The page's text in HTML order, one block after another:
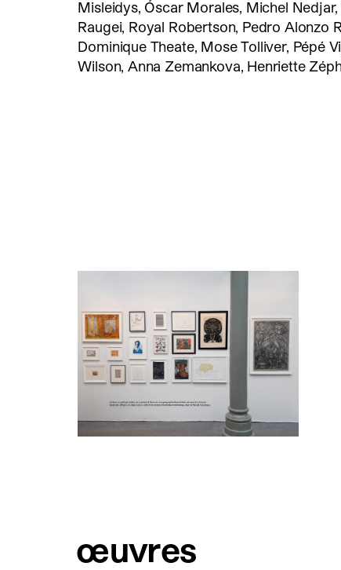
Misleidys, Óscar Morales, Michel
Raugei, Royal Robertson, Pedro Alonzo
Dominique Theate, Mose Tolliver, Pépé
Wilson, Anna Zemankova, Henriette
œuvres